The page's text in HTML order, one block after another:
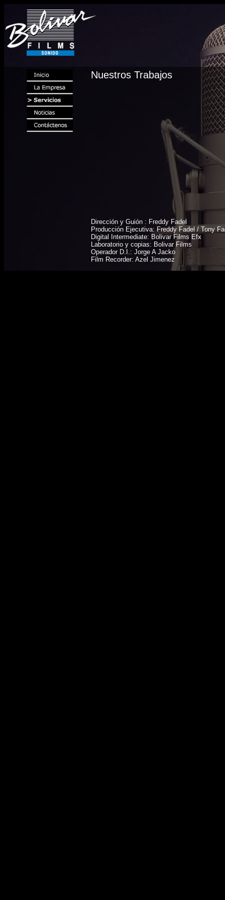
Nuestros Trabajos
Dirección y Guión : Freddy Fadel
Producción Ejecutiva: Freddy Fadel / Tony
Digital Intermediate: Bolivar Films Efx
Laboratorio y copias: Bolivar Films
Operador D.I.: Jorge A Jacko
Film Recorder: Azel Jimenez